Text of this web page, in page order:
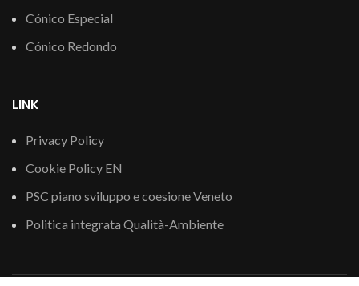
Cónico Especial
Cónico Redondo
LINK
Privacy Policy
Cookie Policy EN
PSC piano sviluppo e coesione Veneto
Politica integrata Qualità-Ambiente